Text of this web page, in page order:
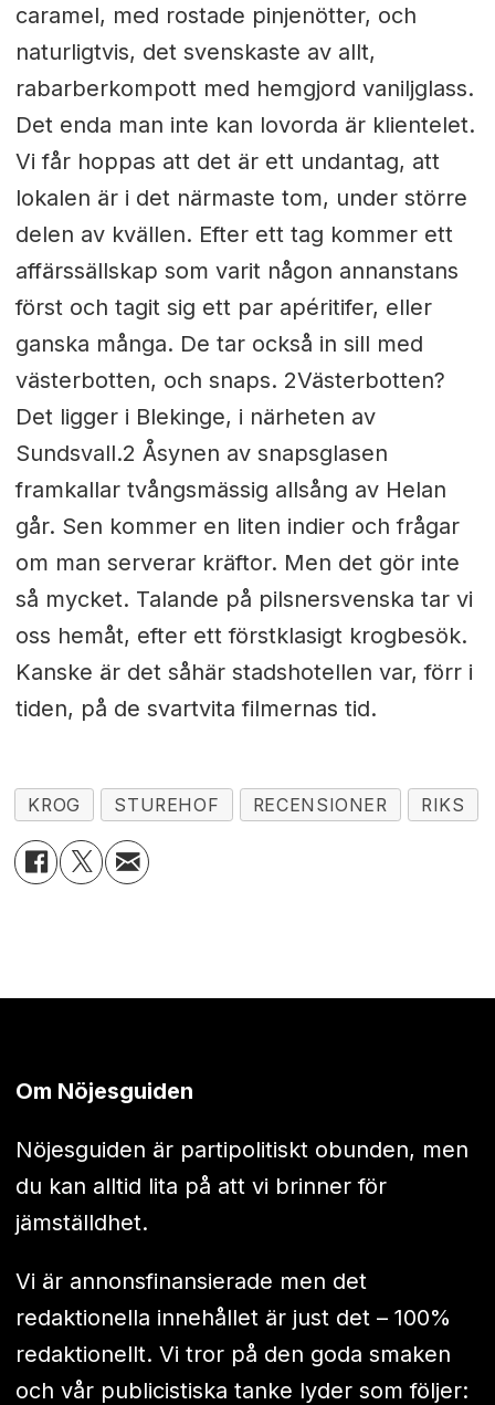
caramel, med rostade pinjenötter, och
naturligtvis, det svenskaste av allt,
rabarberkompott med hemgjord vaniljglass.
Det enda man inte kan lovorda är klientelet.
Vi får hoppas att det är ett undantag, att
lokalen är i det närmaste tom, under större
delen av kvällen. Efter ett tag kommer ett
affärssällskap som varit någon annanstans
först och tagit sig ett par apéritifer, eller
ganska många. De tar också in sill med
västerbotten, och snaps. 2Västerbotten?
Det ligger i Blekinge, i närheten av
Sundsvall.2 Åsynen av snapsglasen
framkallar tvångsmässig allsång av Helan
går. Sen kommer en liten indier och frågar
om man serverar kräftor. Men det gör inte
så mycket. Talande på pilsnersvenska tar vi
oss hemåt, efter ett förstklasigt krogbesök.
Kanske är det såhär stadshotellen var, förr i
tiden, på de svartvita filmernas tid.
KROG STUREHOF RECENSIONER RIKS
Om Nöjesguiden
Nöjesguiden är partipolitiskt obunden, men
du kan alltid lita på att vi brinner för
jämställdhet.
Vi är annonsfinansierade men det
redaktionella innehållet är just det – 100%
redaktionellt. Vi tror på den goda smaken
och vår publicistiska tanke lyder som följer: